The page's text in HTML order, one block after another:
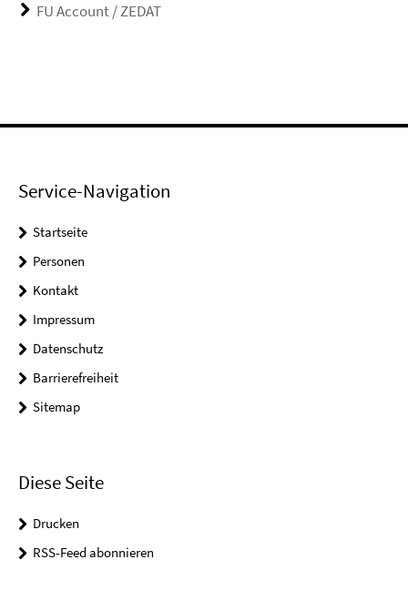
FU Account / ZEDAT
Service-Navigation
Startseite
Personen
Kontakt
Impressum
Datenschutz
Barrierefreiheit
Sitemap
Diese Seite
Drucken
RSS-Feed abonnieren